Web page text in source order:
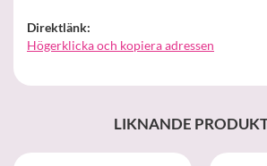
Direktlänk:
Högerklicka och kopiera adressen
LIKNANDE